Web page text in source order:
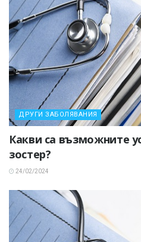
ДРУГИ ЗАБОЛЯВАНИЯ
Какви са възможните
зостер?
24/02/2024